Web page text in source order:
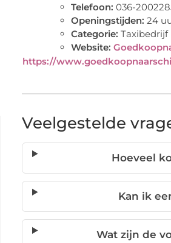
Telefoon: 036-
Openingstijden: 24
Categorie: Taxibedrijf
Website:
https://
Veelgestelde
Hoeveel
Kan ik
Wat zijn de